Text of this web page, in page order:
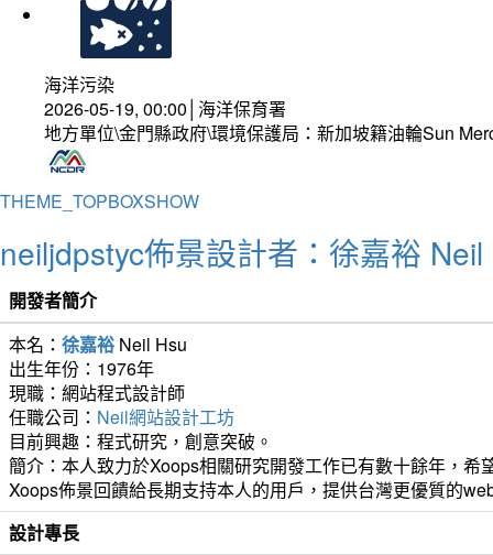
海洋污染
2026-05-19, 00:00│海洋保育署
地方單位\金門縣政府\環境保護局：新加坡籍油輪Sun
THEME_TOPBOXSHOW
neiljdpstyc佈景設計者：徐嘉裕
開發者簡介
本名： 徐嘉裕 Neil Hsu
出生年份：1976年
現職：網站程式設計師
任職公司： Neil網站設計工坊
目前興趣：程式研究，創意突破。
簡介：本人致力於Xoops相關研究開發工作已有數十餘年，
Xoops佈景回饋給長期支持本人的用戶，提供台灣更優質的
設計專長